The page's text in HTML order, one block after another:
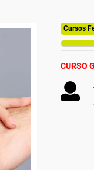
Cursos
CURSO